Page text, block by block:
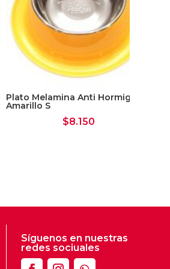
Plato Melamina Anti Hormigas
Amarillo S
$8.150
Síguenos en nuestras
redes sociuales